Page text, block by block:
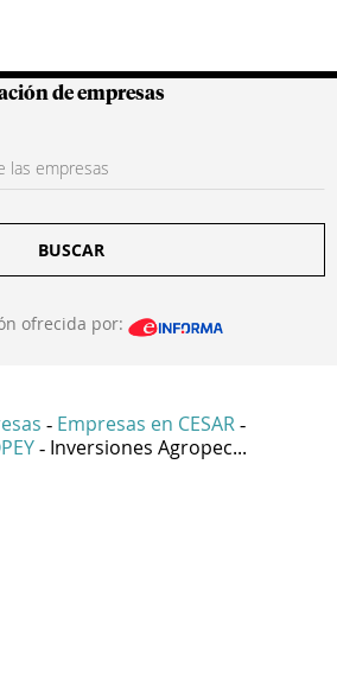
Colombianas
de empresas
BUSCAR
ofrecida por:
- Empresas en CESAR -
- Inversiones Agropec...